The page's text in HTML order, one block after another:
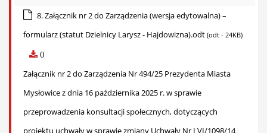
8. Załącznik nr 2 do Zarządzenia (wersja edytowalna) –
formularz (statut Dzielnicy Larysz - Hajdowizna).odt (odt - 24KB)
0
Załącznik nr 2 do Zarządzenia Nr 494/25 Prezydenta Miasta
Mysłowice z dnia 16 października 2025 r. w sprawie
przeprowadzenia konsultacji społecznych, dotyczących
projektu uchwały w sprawie zmiany Uchwały Nr LVI/1098/14